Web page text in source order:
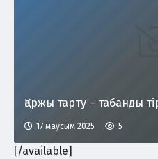
Қаржы тарту – табанды
17 маусым 2025 5
[/available]